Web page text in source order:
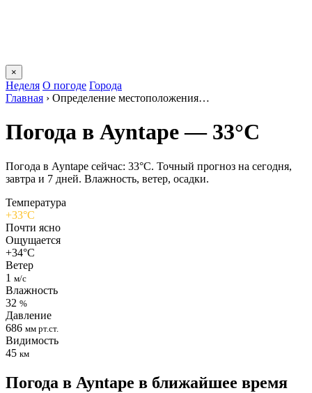
×
Неделя О погоде Города
Главная › Определение местоположения…
Погода в Ayntapе — 33°C
Погода в Ayntapе сейчас: 33°C. Точный прогноз на сегодня,
завтра и 7 дней. Влажность, ветер, осадки.
Температура
+33°C
Почти ясно
Ощущается
+34°C
Ветер
1 м/с
Влажность
32 %
Давление
686 мм рт.ст.
Видимость
45 км
Погода в Ayntapе в ближайшее время